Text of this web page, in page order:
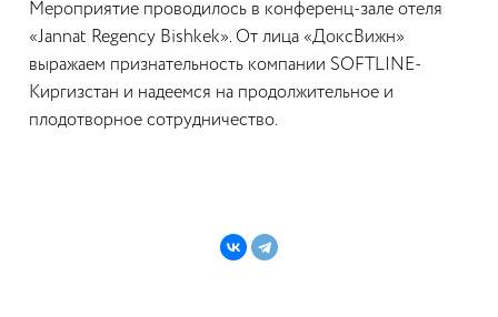
Мероприятие проводилось в конференц-зале отеля
«Jannat Regency Bishkek». От лица «ДоксВижн»
выражаем признательность компании SOFTLINE-
Киргизстан и надеемся на продолжительное и
плодотворное сотрудничество.